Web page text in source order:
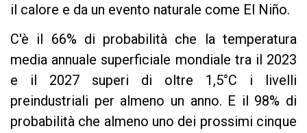
il calore e da un evento naturale come El Niño.
C'è il 66% di probabilità che la temperatura
media annuale superficiale mondiale tra il 2023
e il 2027 superi di oltre 1,5°C i livelli
preindustriali per almeno un anno. E il 98% di
probabilità che almeno uno dei prossimi cinque